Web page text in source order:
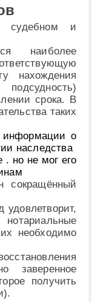
судебном и
наиболее
нахождения
срока. В
таких
информации о
наследства
. но не мог его
сокращённый
удовлетворит,
необходимо
заверенное
получить